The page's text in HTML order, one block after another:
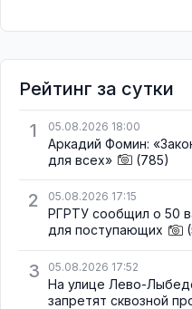
Рейтинг за сутки
1
05.08.2026 18:00
Аркадий Фомин:
для всех»
(785)
2 05.08.2026 17:15
РГРТУ сообщил о 50
для поступающих
3 05.08.2026 17:52
На улице Лево-
запретят сквозной